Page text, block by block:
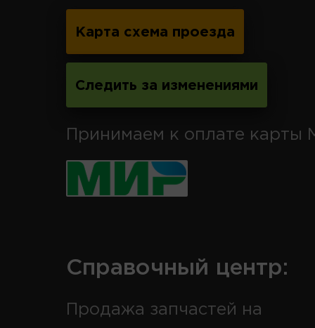
Карта схема проезда
Следить за изменениями
Принимаем к оплате карты
Справочный центр:
Продажа запчастей на